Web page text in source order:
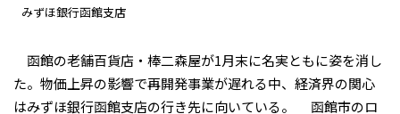
みずほ銀行函館支店
函館の老舗百貨店・棒二森屋が1月末に名実ともに姿を消し
た。物価上昇の影響で再開発事業が遅れる中、経済界の関心
はみずほ銀行函館支店の行き先に向いている。 函館市のロ